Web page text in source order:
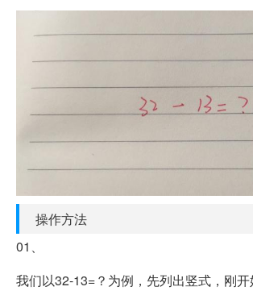
操作方法
01、
我们以32-13=？为例，先列出竖式，刚